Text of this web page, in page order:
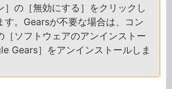
］の［無効にする］をクリックし
す。Gearsが不要な場合は、コン
［ソフトウェアのアンインストー
Gears］をアンインストールしま